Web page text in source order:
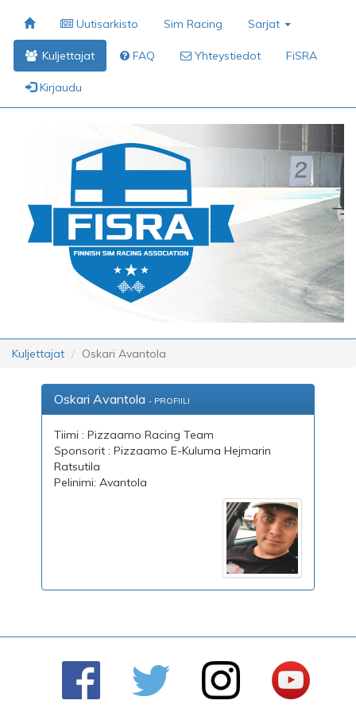
Uutisarkisto Sim Racing Sarjat
Kuljettajat FAQ Yhteystiedot FiSRA
Kirjaudu
Kuljettajat Oskari Avantola
Oskari Avantola - PROFIILI
Tiimi : Pizzaamo Racing Team
Sponsorit : Pizzaamo E-Kuluma Hejmarin
Ratsutila
Pelinimi: Avantola